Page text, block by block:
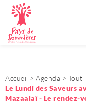
Accueil Agenda
Tout
Le Lundi des Saveurs
Mazaalaï - Le rendez-